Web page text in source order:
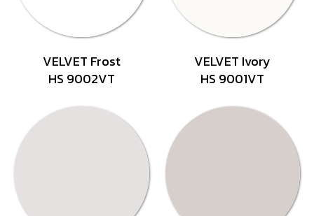
VELVET Frost
HS 9002VT
VELVET Ivory
HS 9001VT